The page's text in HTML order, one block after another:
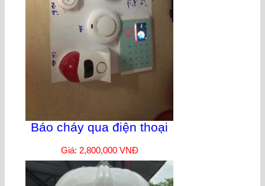
Báo cháy qua điện thoại
Giá: 2,800,000 VNĐ